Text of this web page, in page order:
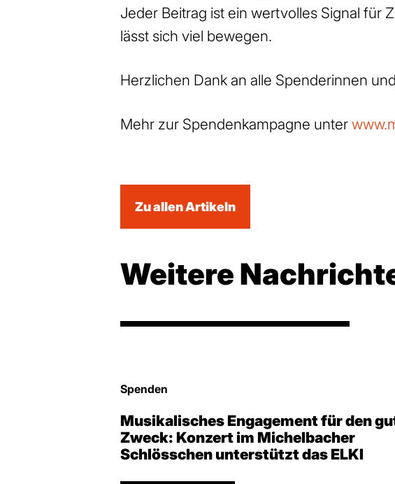
Jeder Beitrag ist ein wertvolles Signal für
lässt sich viel bewegen.
Herzlichen Dank an alle Spenderinnen
Mehr zur Spendenkampagne unter
Zu allen Artikeln
Weitere
Spenden
Musikalisches Engagement für den
Zweck: Konzert im Michelbacher
Schlösschen unterstützt das ELKI